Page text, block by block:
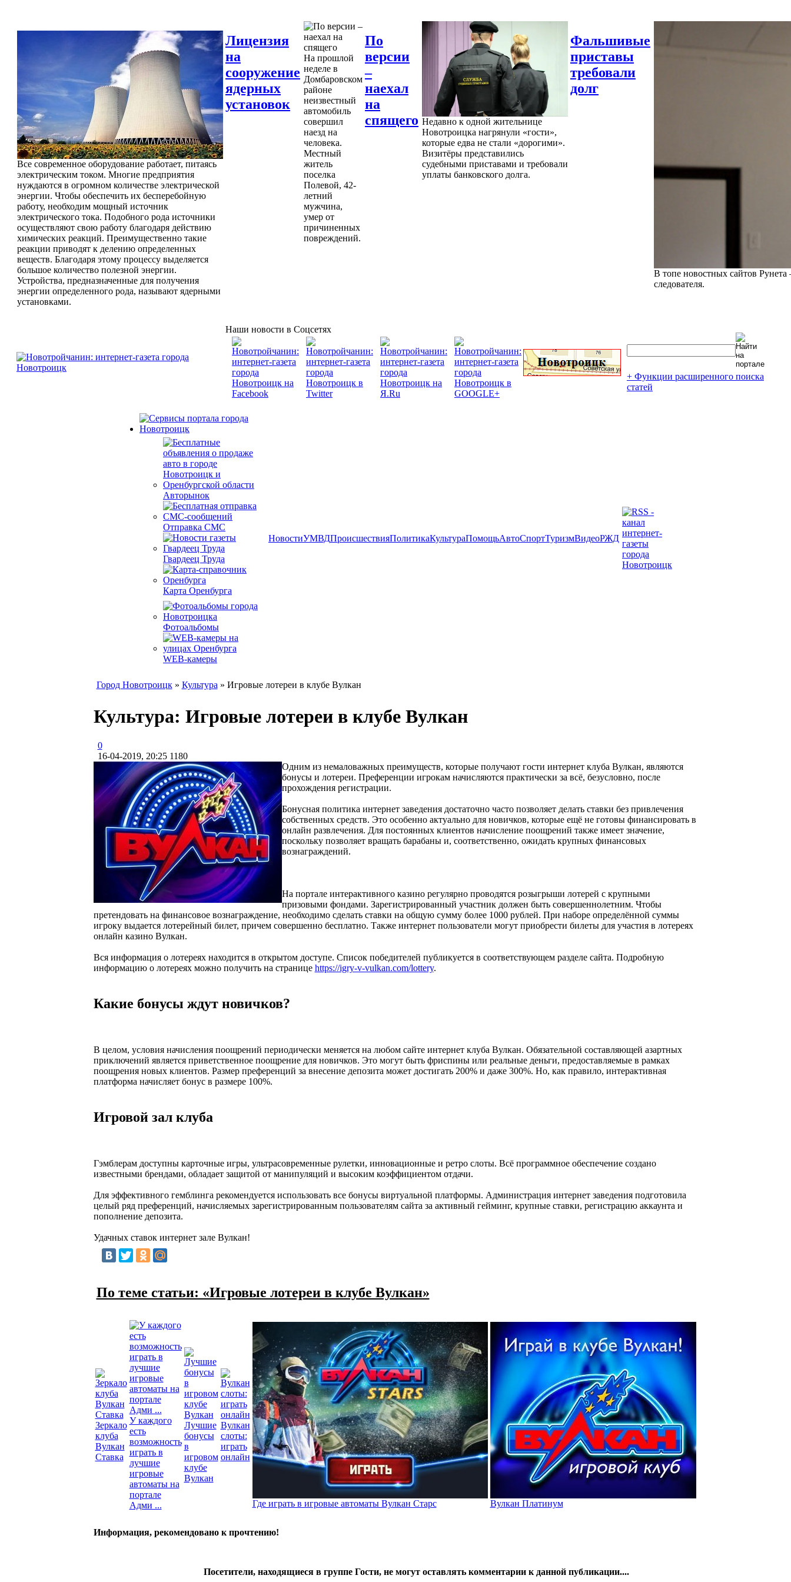
Все современное оборудование работает, питаясь
электрическим током. Многие предприятия
нуждаются в огромном количестве электрической
энергии. Чтобы обеспечить их бесперебойную
работу, необходим мощный источник
электрического тока. Подобного рода источники
осуществляют свою работу благодаря действию
химических реакций. Преимущественно такие
реакции приводят к делению определенных
веществ. Благодаря этому процессу выделяется
большое количество полезной энергии.
Устройства, предназначенные для получения
энергии определенного рода, называют ядерными
установками.
Лицензия
на
сооружение
ядерных
установок
На прошлой
неделе в
Домбаровском
районе
неизвестный
автомобиль
совершил
наезд на
человека.
Местный
житель
поселка
Полевой, 42-
летний
мужчина,
умер от
причиненных
повреждений.
По
версии
–
наехал
на
спящего Недавно к одной жительнице
Новотроицка нагрянули «гости»,
которые едва не стали «дорогими».
Визитёры представились
судебными приставами и требовали
уплаты банковского долга.
Фальшивые
приставы
требовали
долг
В топе новостных сайтов Рунета
следователя.
Наши новости в Соцсетях
+ Функции расширенного поиска
статей
Авторынок
Отправка СМС
Гвардеец Труда
Карта Оренбурга
Фотоальбомы
WEB-камеры
НовостиУМВДПроисшествияПолитикаКультураПомощьАвтоСпортТуризмВидеоРЖД
Город Новотроицк» Культура » Игровые лотереи в клубе Вулкан
Культура: Игровые лотереи в клубе Вулкан
0
16-04-2019, 20:25 1180
Одним из немаловажных преимуществ, которые получают гости интернет клуба Вулкан, являются
бонусы и лотереи. Преференции игрокам начисляются практически за всё, безусловно, после
прохождения регистрации.
Бонусная политика интернет заведения достаточно часто позволяет делать ставки без привлечения
собственных средств. Это особенно актуально для новичков, которые ещё не готовы финансировать в
онлайн развлечения. Для постоянных клиентов начисление поощрений также имеет значение,
поскольку позволяет вращать барабаны и, соответственно, ожидать крупных финансовых
вознаграждений.
На портале интерактивного казино регулярно проводятся розыгрыши лотерей с крупными
призовыми фондами. Зарегистрированный участник должен быть совершеннолетним. Чтобы
претендовать на финансовое вознаграждение, необходимо сделать ставки на общую сумму более 1000 рублей. При наборе определённой суммы
игроку выдается лотерейный билет, причем совершенно бесплатно. Также интернет пользователи могут приобрести билеты для участия в лотереях
онлайн казино Вулкан.
Вся информация о лотереях находится в открытом доступе. Список победителей публикуется в соответствующем разделе сайта. Подробную
информацию о лотереях можно получить на странице https://igry-v-vulkan.com/lottery.
Какие бонусы ждут новичков?
В целом, условия начисления поощрений периодически меняется на любом сайте интернет клуба Вулкан. Обязательной составляющей азартных
приключений является приветственное поощрение для новичков. Это могут быть фриспины или реальные деньги, предоставляемые в рамках
поощрения новых клиентов. Размер преференций за внесение депозита может достигать 200% и даже 300%. Но, как правило, интерактивная
платформа начисляет бонус в размере 100%.
Игровой зал клуба
Гэмблерам доступны карточные игры, ультрасовременные рулетки, инновационные и ретро слоты. Всё программное обеспечение создано
известными брендами, обладает защитой от манипуляций и высоким коэффициентом отдачи.
Для эффективного гемблинга рекомендуется использовать все бонусы виртуальной платформы. Администрация интернет заведения подготовила
целый ряд преференций, начисляемых зарегистрированным пользователям сайта за активный гейминг, крупные ставки, регистрацию аккаунта и
пополнение депозита.
Удачных ставок интернет зале Вулкан!
По теме статьи: «Игровые лотереи в клубе Вулкан»
Зеркало
клуба
Вулкан
Ставка
У каждого
есть
возможность
играть в
лучшие
игровые
автоматы на
портале
Адми ...
Лучшие
бонусы
в
игровом
клубе
Вулкан
Вулкан
слоты:
играть
онлайн
Где играть в игровые автоматы Вулкан Старс Вулкан Платинум
Информация, рекомендовано к прочтению!
Посетители, находящиеся в группе Гости, не могут оставлять комментарии к данной публикации....